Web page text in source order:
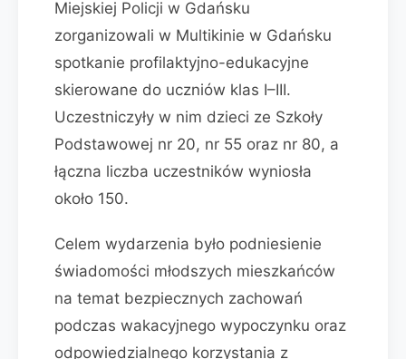
Miejskiej Policji w Gdańsku
zorganizowali w Multikinie w Gdańsku
spotkanie profilaktyjno-edukacyjne
skierowane do uczniów klas I–III.
Uczestniczyły w nim dzieci ze Szkoły
Podstawowej nr 20, nr 55 oraz nr 80, a
łączna liczba uczestników wyniosła
około 150.
Celem wydarzenia było podniesienie
świadomości młodszych mieszkańców
na temat bezpiecznych zachowań
podczas wakacyjnego wypoczynku oraz
odpowiedzialnego korzystania z